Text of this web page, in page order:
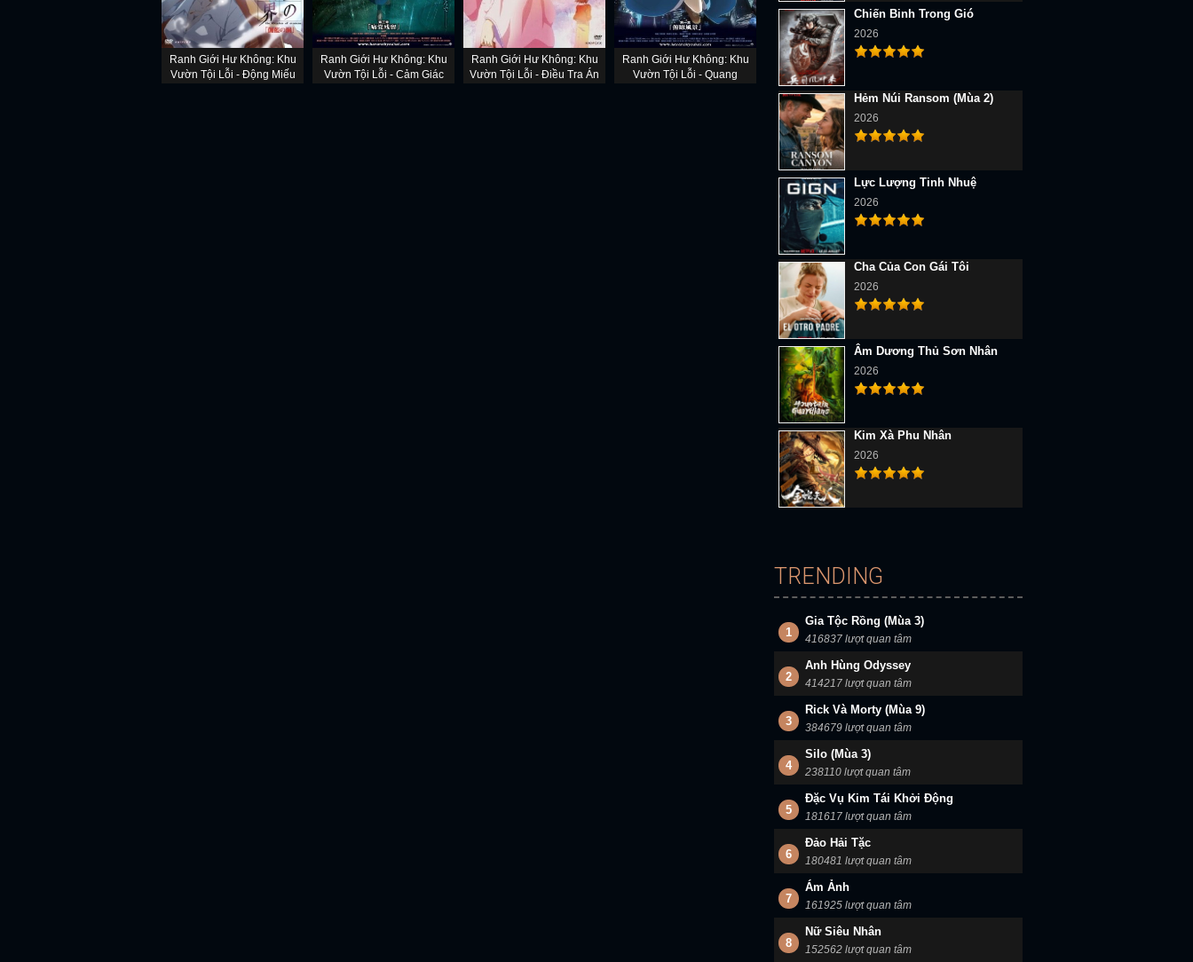
Ranh Giới Hư Không: Khu
Vườn Tội Lỗi - Động Miếu
Ranh Giới Hư Không: Khu
Vườn Tội Lỗi - Cảm Giác
Ranh Giới Hư Không: Khu
Vườn Tội Lỗi - Điều Tra Án
Ranh Giới Hư Không: Khu
Vườn Tội Lỗi - Quang
Chiến Binh Trong Gió
2026
Hẻm Núi Ransom (Mùa 2)
2026
Lực Lượng Tinh Nhuệ
2026
Cha Của Con Gái Tôi
2026
Âm Dương Thủ Sơn Nhân
2026
Kim Xà Phu Nhân
2026
TRENDING
1
Gia Tộc Rồng (Mùa 3)
416837 lượt quan tâm
2
Anh Hùng Odyssey
414217 lượt quan tâm
3
Rick Và Morty (Mùa 9)
384679 lượt quan tâm
4
Silo (Mùa 3)
238110 lượt quan tâm
5
Đặc Vụ Kim Tái Khởi Động
181617 lượt quan tâm
6
Đảo Hải Tặc
180481 lượt quan tâm
7
Ám Ảnh
161925 lượt quan tâm
8
Nữ Siêu Nhân
152562 lượt quan tâm